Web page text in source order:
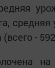
средняя
-